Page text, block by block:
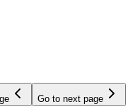
Go to next page